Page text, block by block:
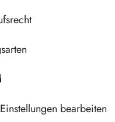
bearbeiten